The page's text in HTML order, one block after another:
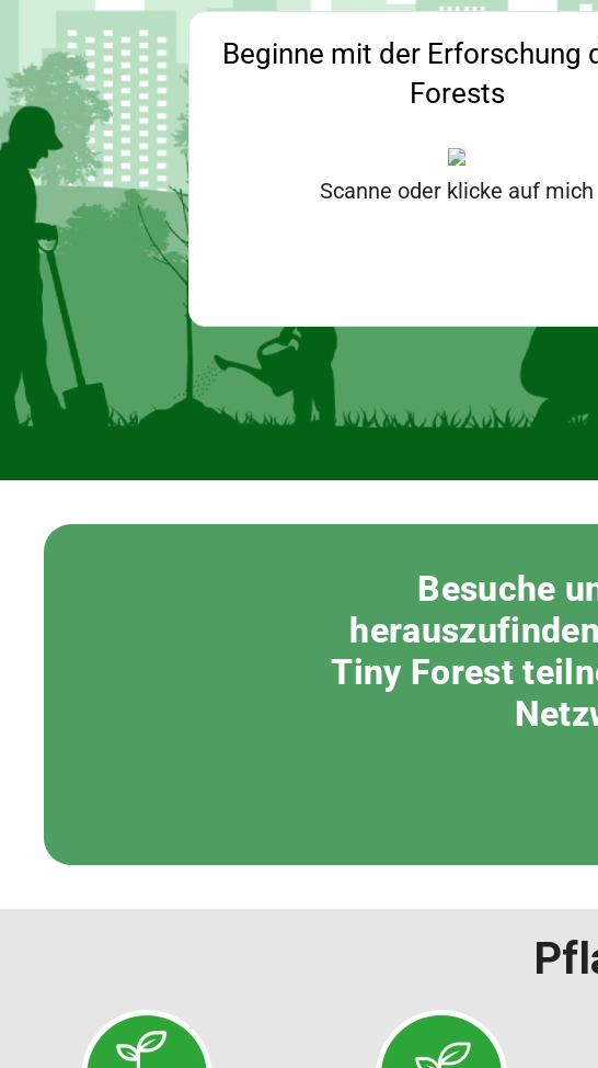
Beginne mit der Erforschung
Forests
Scanne oder klicke auf mich
Besuche
Tiny Forest